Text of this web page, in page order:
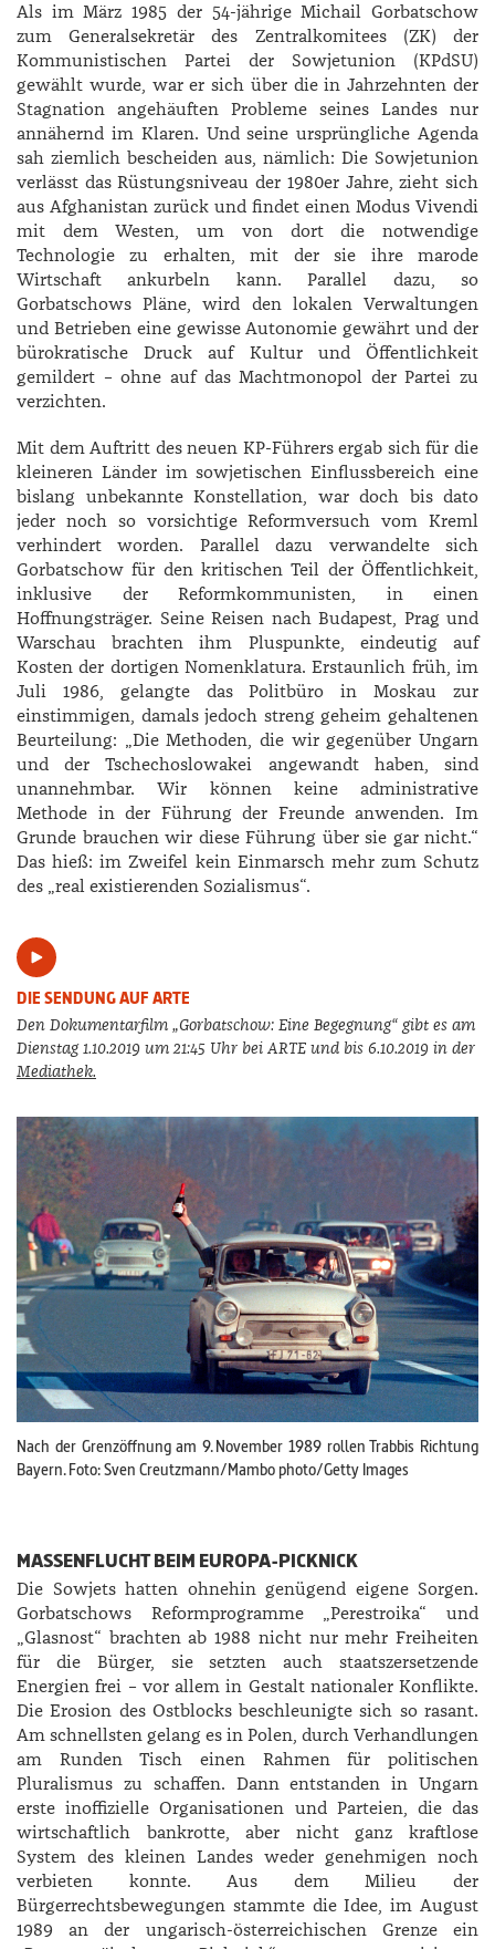
Als im März 1985 der 54-jährige Michail Gorbatschow
zum Generalsekretär des Zentralkomitees (ZK) der
Kommunistischen Partei der Sowjetunion (KPdSU)
gewählt wurde, war er sich über die in Jahrzehnten der
Stagnation angehäuften Probleme seines Landes nur
annähernd im Klaren. Und seine ursprüngliche Agenda
sah ziemlich bescheiden aus, nämlich: Die Sowjetunion
verlässt das Rüstungsniveau der 1980er Jahre, zieht sich
aus Afghanistan zurück und findet einen Modus Vivendi
mit dem Westen, um von dort die notwendige
Technologie zu erhalten, mit der sie ihre marode
Wirtschaft ankurbeln kann. Parallel dazu, so
Gorbatschows Pläne, wird den lokalen Verwaltungen
und Betrieben eine gewisse Autonomie gewährt und der
bürokratische Druck auf Kultur und Öffentlichkeit
gemildert – ohne auf das Machtmonopol der Partei zu
verzichten.
Mit dem Auftritt des neuen KP-Führers ergab sich für die
kleineren Länder im sowjetischen Einflussbereich eine
bislang unbekannte Konstellation, war doch bis dato
jeder noch so vorsichtige Reformversuch vom Kreml
verhindert worden. Parallel dazu verwandelte sich
Gorbatschow für den kritischen Teil der Öffentlichkeit,
inklusive der Reformkommunisten, in einen
Hoffnungsträger. Seine Reisen nach Budapest, Prag und
Warschau brachten ihm Pluspunkte, eindeutig auf
Kosten der dortigen Nomenklatura. Erstaunlich früh, im
Juli 1986, gelangte das Politbüro in Moskau zur
einstimmigen, damals jedoch streng geheim gehaltenen
Beurteilung: „Die Methoden, die wir gegenüber Ungarn
und der Tschechoslowakei angewandt haben, sind
unannehmbar. Wir können keine administrative
Methode in der Führung der Freunde anwenden. Im
Grunde brauchen wir diese Führung über sie gar nicht.“
Das hieß: im Zweifel kein Einmarsch mehr zum Schutz
des „real existierenden Sozialismus“.
DIE SENDUNG AUF ARTE
Den Dokumentarfilm „Gorbatschow: Eine Begegnung“ gibt es am
Dienstag 1.10.2019 um 21:45 Uhr bei ARTE und bis 6.10.2019 in der
Mediathek.
Nach der Grenzöffnung am 9. November 1989 rollen Trabbis Richtung
Bayern. Foto: Sven Creutzmann/Mambo photo/Getty Images
MASSENFLUCHT BEIM EUROPA-PICKNICK
Die Sowjets hatten ohnehin genügend eigene Sorgen.
Gorbatschows Reformprogramme „Perestroika“ und
„Glasnost“ brachten ab 1988 nicht nur mehr Freiheiten
für die Bürger, sie setzten auch staatszersetzende
Energien frei – vor allem in Gestalt nationaler Konflikte.
Die Erosion des Ostblocks beschleunigte sich so rasant.
Am schnellsten gelang es in Polen, durch Verhandlungen
am Runden Tisch einen Rahmen für politischen
Pluralismus zu schaffen. Dann entstanden in Ungarn
erste inoffizielle Organisationen und Parteien, die das
wirtschaftlich bankrotte, aber nicht ganz kraftlose
System des kleinen Landes weder genehmigen noch
verbieten konnte. Aus dem Milieu der
Bürgerrechtsbewegungen stammte die Idee, im August
1989 an der ungarisch-österreichischen Grenze ein